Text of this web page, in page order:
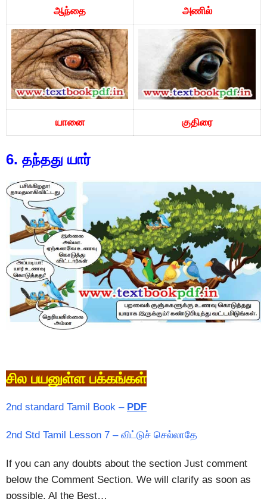
ஆந்தை அணில்
யானை குதிரை
6. தந்தது யார்
சில பயனுள்ள பக்கங்கள்
2nd standard Tamil Book – PDF
2nd Std Tamil Lesson 7 – விட்டுச் செல்லாதே
If you can any doubts about the section Just comment
below the Comment Section. We will clarify as soon as
possible. Al the Best…